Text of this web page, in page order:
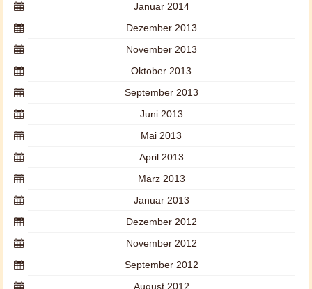
Januar 2014
Dezember 2013
November 2013
Oktober 2013
September 2013
Juni 2013
Mai 2013
April 2013
März 2013
Januar 2013
Dezember 2012
November 2012
September 2012
August 2012